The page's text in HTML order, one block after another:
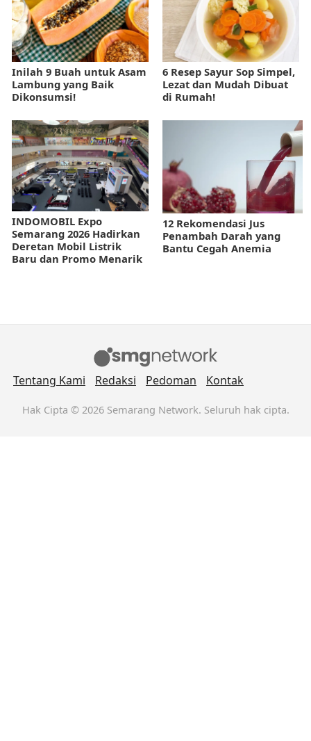
Inilah 9 Buah untuk Asam
Lambung yang Baik
Dikonsumsi!
6 Resep Sayur Sop Simpel,
Lezat dan Mudah Dibuat
di Rumah!
INDOMOBIL Expo
Semarang 2026 Hadirkan
Deretan Mobil Listrik
Baru dan Promo Menarik
12 Rekomendasi Jus
Penambah Darah yang
Bantu Cegah Anemia
Tentang Kami Redaksi Pedoman Kontak
Hak Cipta © 2026 Semarang Network. Seluruh hak cipta.